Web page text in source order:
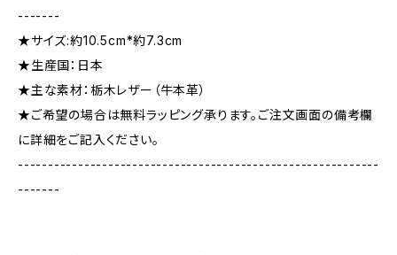
-------
★サイズ:約10.5cm*約7.3cm
★生産国：日本
★主な素材：栃木レザー（牛本革）
★ご希望の場合は無料ラッピング承ります。ご注文画面の備考欄
に詳細をご記入ください。
------------------------------------------------------------
-------